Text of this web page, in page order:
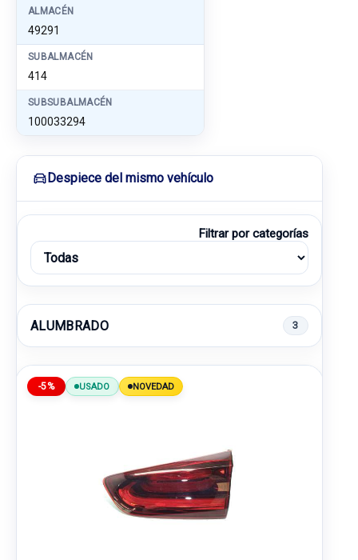
ALMACÉN
49291
SUBALMACÉN
414
SUBSUBALMACÉN
100033294
Despiece del mismo vehículo
Filtrar por categorías
ALUMBRADO 3
-5% USADO NOVEDAD